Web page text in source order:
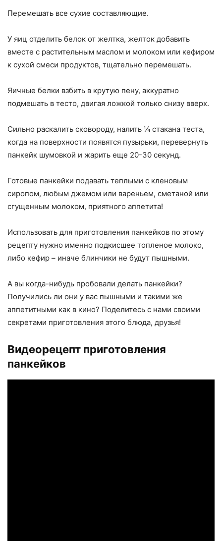
Перемешать все сухие составляющие.
У яиц отделить белок от желтка, желток добавить
вместе с растительным маслом и молоком или кефиром
к сухой смеси продуктов, тщательно перемешать.
Яичные белки взбить в крутую пену, аккуратно
подмешать в тесто, двигая ложкой только снизу вверх.
Сильно раскалить сковороду, налить ¼ стакана теста,
когда на поверхности появятся пузырьки, перевернуть
панкейк шумовкой и жарить еще 20-30 секунд.
Готовые панкейки подавать теплыми с кленовым
сиропом, любым джемом или вареньем, сметаной или
сгущенным молоком, приятного аппетита!
Использовать для приготовления панкейков по этому
рецепту нужно именно подкисшее топленое молоко,
либо кефир – иначе блинчики не будут пышными.
А вы когда-нибудь пробовали делать панкейки?
Получились ли они у вас пышными и такими же
аппетитными как в кино? Поделитесь с нами своими
секретами приготовления этого блюда, друзья!
Видеорецепт приготовления
панкейков